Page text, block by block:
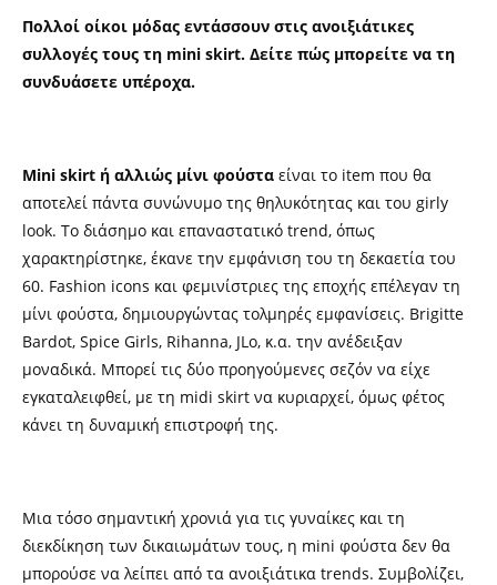
Πολλοί οίκοι μόδας εντάσσουν στις ανοιξιάτικες
συλλογές τους τη mini skirt. Δείτε πώς μπορείτε να τη
συνδυάσετε υπέροχα.
Mini skirt ή αλλιώς μίνι φούστα είναι το item που θα
αποτελεί πάντα συνώνυμο της θηλυκότητας και του girly
look. Το διάσημο και επαναστατικό trend, όπως
χαρακτηρίστηκε, έκανε την εμφάνιση του τη δεκαετία του
60. Fashion icons και φεμινίστριες της εποχής επέλεγαν τη
μίνι φούστα, δημιουργώντας τολμηρές εμφανίσεις. Brigitte
Bardot, Spice Girls, Rihanna, JLo, κ.α. την ανέδειξαν
μοναδικά. Μπορεί τις δύο προηγούμενες σεζόν να είχε
εγκαταλειφθεί, με τη midi skirt να κυριαρχεί, όμως φέτος
κάνει τη δυναμική επιστροφή της.
Μια τόσο σημαντική χρονιά για τις γυναίκες και τη
διεκδίκηση των δικαιωμάτων τους, η mini φούστα δεν θα
μπορούσε να λείπει από τα ανοιξιάτικα trends. Συμβολίζει,